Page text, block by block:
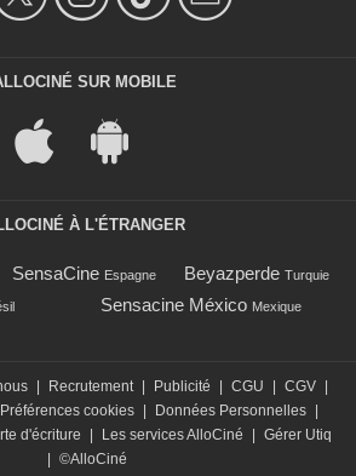
SUR MOBILE
À L'ÉTRANGER
SensaCine Espagne Beyazperde Turquie
Sensacine México Mexique
Recrutement Publicité CGU CGV
Préférences cookies Données Personnelles
d'écriture Les services AlloCiné
Gérer Utiq
©AlloCiné